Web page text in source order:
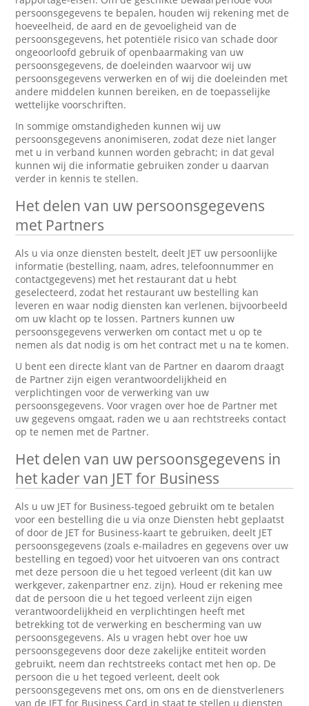
persoonsgegevens te bepalen, houden wij rekening met de
hoeveelheid, de aard en de gevoeligheid van de
persoonsgegevens, het potentiële risico van schade door
ongeoorloofd gebruik of openbaarmaking van uw
persoonsgegevens, de doeleinden waarvoor wij uw
persoonsgegevens verwerken en of wij die doeleinden met
andere middelen kunnen bereiken, en de toepasselijke
wettelijke voorschriften.
In sommige omstandigheden kunnen wij uw
persoonsgegevens anonimiseren, zodat deze niet langer
met u in verband kunnen worden gebracht; in dat geval
kunnen wij die informatie gebruiken zonder u daarvan
verder in kennis te stellen.
Het delen van uw persoonsgegevens
met Partners
Als u via onze diensten bestelt, deelt JET uw persoonlijke
informatie (bestelling, naam, adres, telefoonnummer en
contactgegevens) met het restaurant dat u hebt
geselecteerd, zodat het restaurant uw bestelling kan
leveren en waar nodig diensten kan verlenen, bijvoorbeeld
om uw klacht op te lossen. Partners kunnen uw
persoonsgegevens verwerken om contact met u op te
nemen als dat nodig is om het contract met u na te komen.
U bent een directe klant van de Partner en daarom draagt
de Partner zijn eigen verantwoordelijkheid en
verplichtingen voor de verwerking van uw
persoonsgegevens. Voor vragen over hoe de Partner met
uw gegevens omgaat, raden we u aan rechtstreeks contact
op te nemen met de Partner.
Het delen van uw persoonsgegevens in
het kader van JET for Business
Als u uw JET for Business-tegoed gebruikt om te betalen
voor een bestelling die u via onze Diensten hebt geplaatst
of door de JET for Business-kaart te gebruiken, deelt JET
persoonsgegevens (zoals e-mailadres en gegevens over uw
bestelling en tegoed) voor het uitvoeren van ons contract
met deze persoon die u het tegoed verleent (dit kan uw
werkgever, zakenpartner enz. zijn). Houd er rekening mee
dat de persoon die u het tegoed verleent zijn eigen
verantwoordelijkheid en verplichtingen heeft met
betrekking tot de verwerking en bescherming van uw
persoonsgegevens. Als u vragen hebt over hoe uw
persoonsgegevens door deze zakelijke entiteit worden
gebruikt, neem dan rechtstreeks contact met hen op. De
persoon die u het tegoed verleent, deelt ook
persoonsgegevens met ons, om ons en de dienstverleners
van de JET for Business Card in staat te stellen u diensten